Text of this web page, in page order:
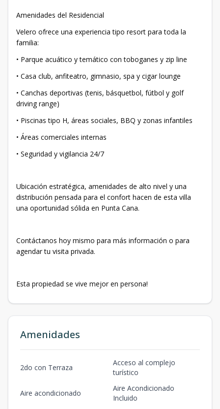
Amenidades del Residencial
Velero ofrece una experiencia tipo resort para toda la
familia:
• Parque acuático y temático con toboganes y zip line
• Casa club, anfiteatro, gimnasio, spa y cigar lounge
• Canchas deportivas (tenis, básquetbol, fútbol y golf
driving range)
• Piscinas tipo H, áreas sociales, BBQ y zonas infantiles
• Áreas comerciales internas
• Seguridad y vigilancia 24/7
Ubicación estratégica, amenidades de alto nivel y una
distribución pensada para el confort hacen de esta villa
una oportunidad sólida en Punta Cana.
Contáctanos hoy mismo para más información o para
agendar tu visita privada.
Esta propiedad se vive mejor en persona!
Amenidades
2do con Terraza
Acceso al complejo
turístico
Aire acondicionado
Aire Acondicionado
Incluido